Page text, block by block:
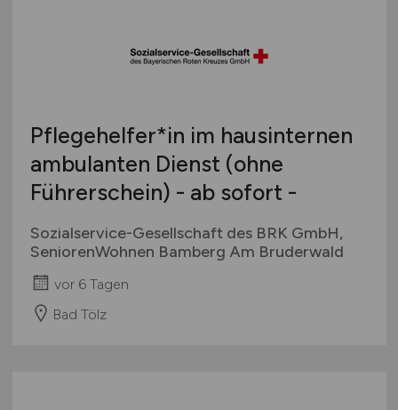
Pflegehelfer*in im hausinternen
ambulanten Dienst (ohne
Führerschein) - ab sofort -
Sozialservice-Gesellschaft des BRK GmbH,
SeniorenWohnen Bamberg Am Bruderwald
vor 6 Tagen
Bad Tölz